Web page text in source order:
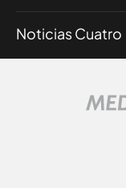
Noticias Cuatro